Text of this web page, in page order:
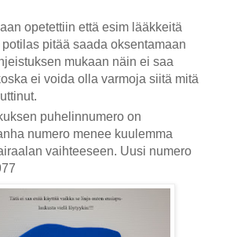
opetettiin että esim lääkkeitä
potilas pitää saada oksentamaan
mukaan näin ei saa
ei voida olla varmoja siitä mitä
puhelinnumero on
numero menee kuulemma
vaihteeseen. Uusi numero